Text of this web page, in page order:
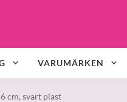
VARUMÄRKEN
cm, svart plast